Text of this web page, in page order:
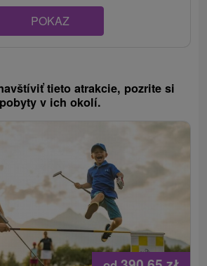
POKAZ
tieto atrakcie, pozrite si
pobyty v ich okolí.